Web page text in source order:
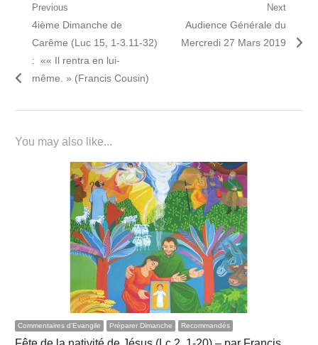
Navigation
l’article
Previous
Previous
post:
4ième Dimanche de
Carême (Luc 15, 1-3.11-32)
: «« Il rentra en lui-
même. » (Francis Cousin)
Next
Next
post:
Audience Générale du
Mercredi 27 Mars 2019
You may also like...
Commentaires d'Evangile Préparer Dimanche Recommandés